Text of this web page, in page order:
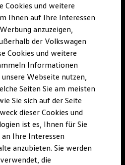
finden
6
Versionen und Updates
zu Ihrem ID.
Cookies und weitere
Ihnen auf Ihre Interessen
anzuzeigen,
der Volkswagen
Cookies und weitere
Informationen
Webseite nutzen,
Seiten Sie am meisten
Sie sich auf der Seite
dieser Cookies und
ist es, Ihnen für Sie
Ihre Interessen
anzubieten. Sie werden
die